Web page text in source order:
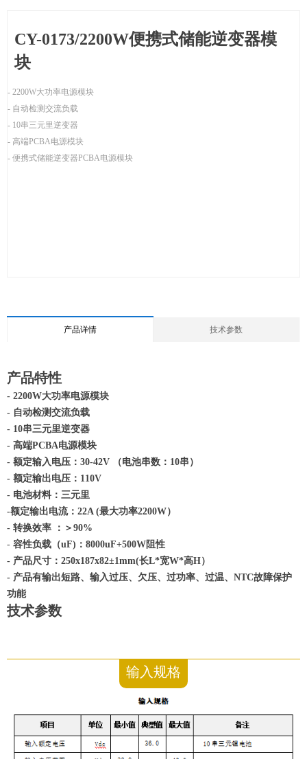
CY-0173/2200W便携式储能逆变器模
块
- 2200W大功率电源模块
- 自动检测交流负载
- 10串三元里逆变器
- 高端PCBA电源模块
- 便携式储能逆变器PCBA电源模块
产品详情 技术参数
产品特性
- 2200W大功率电源模块
- 自动检测交流负载
- 10串三元里逆变器
- 高端PCBA电源模块
- 额定输入电压：30-42V （电池串数：10串）
- 额定输出电压：110V
- 电池材料：三元里
-额定输出电流：22A (最大功率2200W）
- 转换效率 ：＞90%
- 容性负载（uF)：8000uF+500W阻性
- 产品尺寸：250x187x82±1mm(长L*宽W*高H）
- 产品有输出短路、输入过压、欠压、过功率、过温、NTC故障保护
功能
技术参数
输入规格